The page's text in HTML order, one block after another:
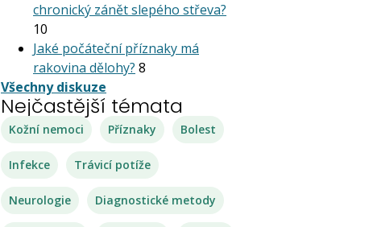
chronický zánět slepého střeva?
10
Jaké počáteční příznaky má
rakovina dělohy? 8
Všechny diskuze
Nejčastější témata
Kožní nemoci Příznaky Bolest
Infekce Trávicí potíže
Neurologie Diagnostické metody